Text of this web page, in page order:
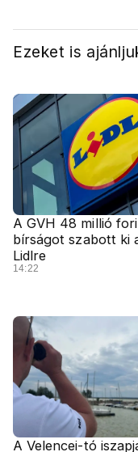
Ezeket is
A GVH 48 millió
bírságot szabott ki
Lidlre
14:22
A Velencei-tó